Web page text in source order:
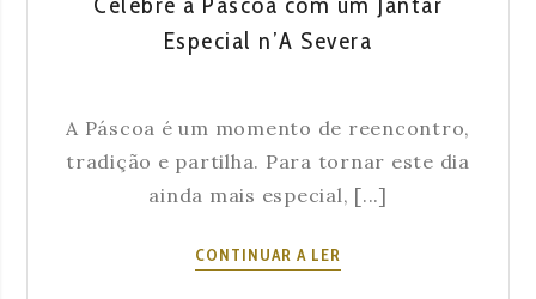
Especial n’A Severa
A Páscoa é um momento de reencontro,
tradição e partilha. Para tornar este dia
ainda mais especial, [...]
CONTINUAR A LER